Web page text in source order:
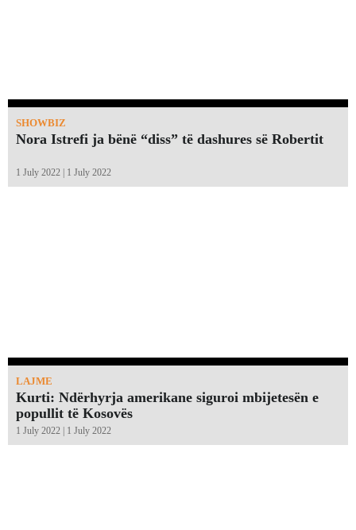
SHOWBIZ
Nora Istrefi ja bënë “diss” të dashures së Robertit
1 July 2022 | 1 July 2022
LAJME
Kurti: Ndërhyrja amerikane siguroi mbijetesën e
popullit të Kosovës
1 July 2022 | 1 July 2022